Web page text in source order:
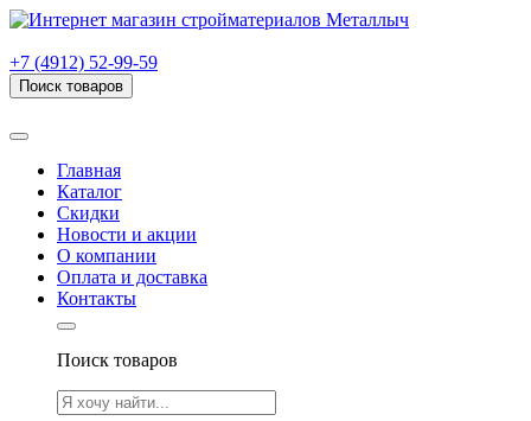
+7 (4912) 52-99-59
Поиск товаров
Главная
Каталог
Скидки
Новости и акции
О компании
Оплата и доставка
Контакты
Поиск товаров